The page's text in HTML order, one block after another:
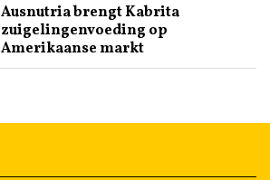
Ausnutria brengt Kabrita
zuigelingenvoeding op
Amerikaanse markt